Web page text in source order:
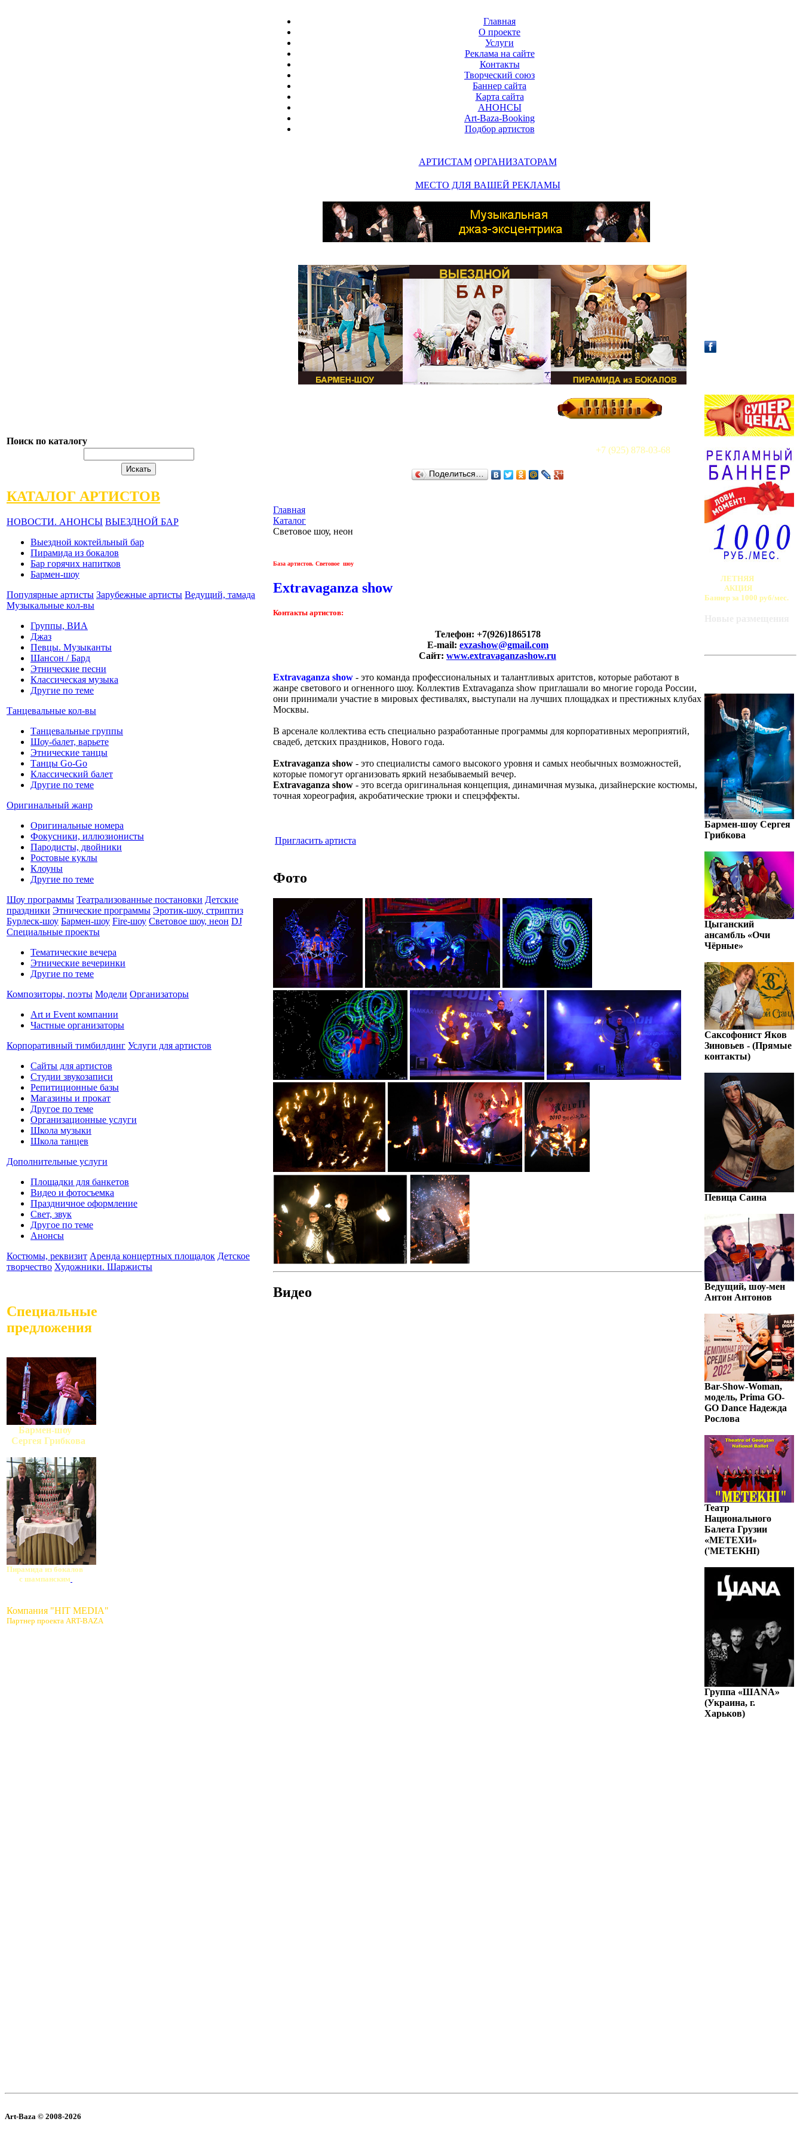
Поиск по каталогу
КАТАЛОГ АРТИСТОВ
НОВОСТИ. АНОНСЫ ВЫЕЗДНОЙ БАР
Выездной коктейльный бар
Пирамида из бокалов
Бар горячих напитков
Бармен-шоу
Популярные артисты Зарубежные артисты Ведущий, тамада
Музыкальные кол-вы
Группы, ВИА
Джаз
Певцы. Музыканты
Шансон / Бард
Этнические песни
Классическая музыка
Другие по теме
Танцевальные кол-вы
Танцевальные группы
Шоу-балет, варьете
Этнические танцы
Танцы Go-Go
Классический балет
Другие по теме
Оригинальный жанр
Оригинальные номера
Фокусники, иллюзионисты
Пародисты, двойники
Ростовые куклы
Клоуны
Другие по теме
Шоу программы Театрализованные постановки Детские
праздники Этнические программы Эротик-шоу, стриптиз
Бурлеск-шоу Бармен-шоу Fire-шоу Световое шоу, неон DJ
Специальные проекты
Тематические вечера
Этнические вечеринки
Другие по теме
Композиторы, поэты Модели Организаторы
Art и Event компании
Частные организаторы
Корпоративный тимбилдинг Услуги для артистов
Сайты для артистов
Студии звукозаписи
Репитиционные базы
Магазины и прокат
Другое по теме
Организационные услуги
Школа музыки
Школа танцев
Дополнительные услуги
Площадки для банкетов
Видео и фотосъемка
Праздничное оформление
Свет, звук
Другое по теме
Анонсы
Костюмы, реквизит Аренда концертных площадок Детское
творчество Художники. Шаржисты
Специальные
предложения
Бармен-шоу
Сергея Грибкова
Пирамида из бокалов
с шампанским
Компания "HIT MEDIA"
Партнер проекта ART-BAZA
Главная
О проекте
Услуги
Реклама на сайте
Контакты
Творческий союз
Баннер сайта
Карта сайта
АНОНСЫ
Art-Baza-Booking
Подбор артистов
АРТИСТАМ ОРГАНИЗАТОРАМ
МЕСТО ДЛЯ ВАШЕЙ РЕКЛАМЫ
+7 (925) 878-03-68
Поделиться…
Главная
Каталог
Световое шоу, неон
База артистов. Световое шоу
Extravaganza show
Контакты артистов:
Телефон: +7(926)1865178
E-mail: exzashow@gmail.com
Сайт: www.extravaganzashow.ru
Extravaganza show - это команда профессиональных и талантливых аритстов, которые работают в
жанре светового и огненного шоу. Коллектив Extravaganza show приглашали во многие города России,
они принимали участиe в мировых фестивалях, выступали на лучших площадках и престижных клубах
Москвы.
В арсенале коллектива есть специально разработанные программы для корпоративных мероприятий,
свадеб, детских праздников, Нового года.
Extravaganza show - это специалисты самого высокого уровня и самых необычных возможностей,
которые помогут организовать яркий незабываемый вечер.
Extravaganza show - это всегда оригинальная концепция, динамичная музыка, дизайнерские костюмы,
точная хореография, акробатические трюки и спецэффекты.
Пригласить артиста
Фото
Видео
ЛЕТНЯЯ
АКЦИЯ
Баннер за 1000 руб/мес.
Бармен-шоу Сергея
Грибкова
Цыганский
ансамбль «Очи
Чёрные»
Саксофонист Яков
Зиновьев - (Прямые
контакты)
Певица Саина
Ведущий, шоу-мен
Антон Антонов
Bar-Show-Woman,
модель, Prima GO-
GO Dance Надежда
Рослова
Театр
Национального
Балета Грузии
«МЕТЕХИ»
('METEKHI)
Группа «ШАNА»
(Украина, г.
Харьков)
Art-Baza © 2008-2026